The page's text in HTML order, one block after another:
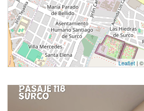
Leaflet| ©